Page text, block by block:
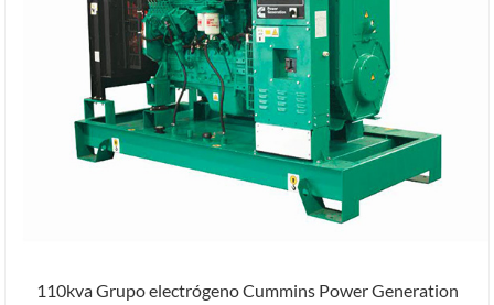
110kva Grupo electrógeno Cummins Power Generation